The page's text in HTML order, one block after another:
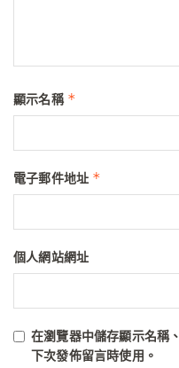
顯示名稱 *
電子郵件地址 *
個人網站網址
在瀏覽器中儲存顯示名稱
下次發佈留言時使用。